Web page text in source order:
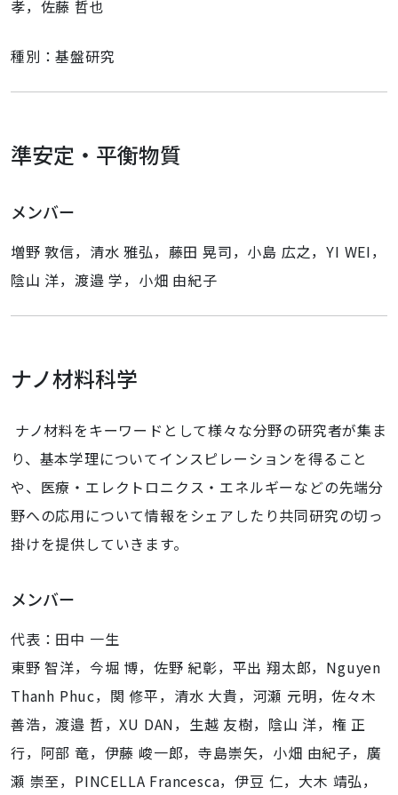
孝，佐藤 哲也
種別：基盤研究
準安定・平衡物質
メンバー
増野 敦信，清水 雅弘，藤田 晃司，小島 広之，YI WEI，
陰山 洋，渡邉 学，小畑 由紀子
ナノ材料科学
ナノ材料をキーワードとして様々な分野の研究者が集ま
り、基本学理についてインスピレーションを得ること
や、医療・エレクトロニクス・エネルギーなどの先端分
野への応用について情報をシェアしたり共同研究の切っ
掛けを提供していきます。
メンバー
代表：田中 一生
東野 智洋，今堀 博，佐野 紀彰，平出 翔太郎，Nguyen
Thanh Phuc，関 修平，清水 大貴，河瀬 元明，佐々木
善浩，渡邉 哲，XU DAN，生越 友樹，陰山 洋，権 正
行，阿部 竜，伊藤 峻一郎，寺島崇矢，小畑 由紀子，廣
瀬 崇至，PINCELLA Francesca，伊豆 仁，大木 靖弘，